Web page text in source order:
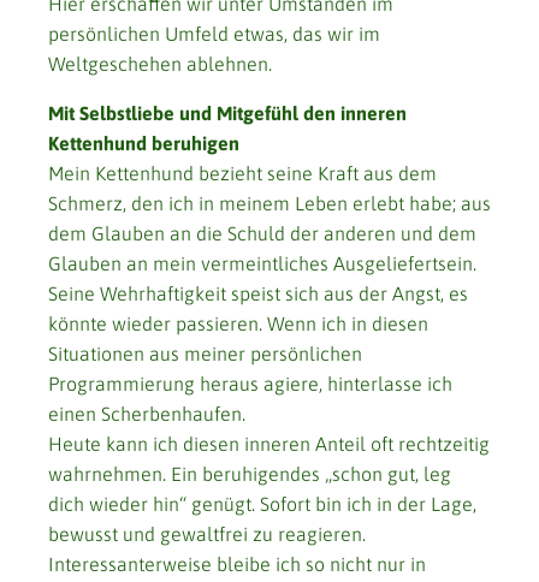
persönlichen Umfeld etwas, das wir im
Weltgeschehen ablehnen.
Mit Selbstliebe und Mitgefühl den inneren
Kettenhund beruhigen
Mein Kettenhund bezieht seine Kraft aus dem
Schmerz, den ich in meinem Leben erlebt habe; aus
dem Glauben an die Schuld der anderen und dem
Glauben an mein vermeintliches Ausgeliefertsein.
Seine Wehrhaftigkeit speist sich aus der Angst, es
könnte wieder passieren. Wenn ich in diesen
Situationen aus meiner persönlichen
Programmierung heraus agiere, hinterlasse ich
einen Scherbenhaufen.
Heute kann ich diesen inneren Anteil oft rechtzeitig
wahrnehmen. Ein beruhigendes „schon gut, leg
dich wieder hin“ genügt. Sofort bin ich in der Lage,
bewusst und gewaltfrei zu reagieren.
Interessanterweise bleibe ich so nicht nur in